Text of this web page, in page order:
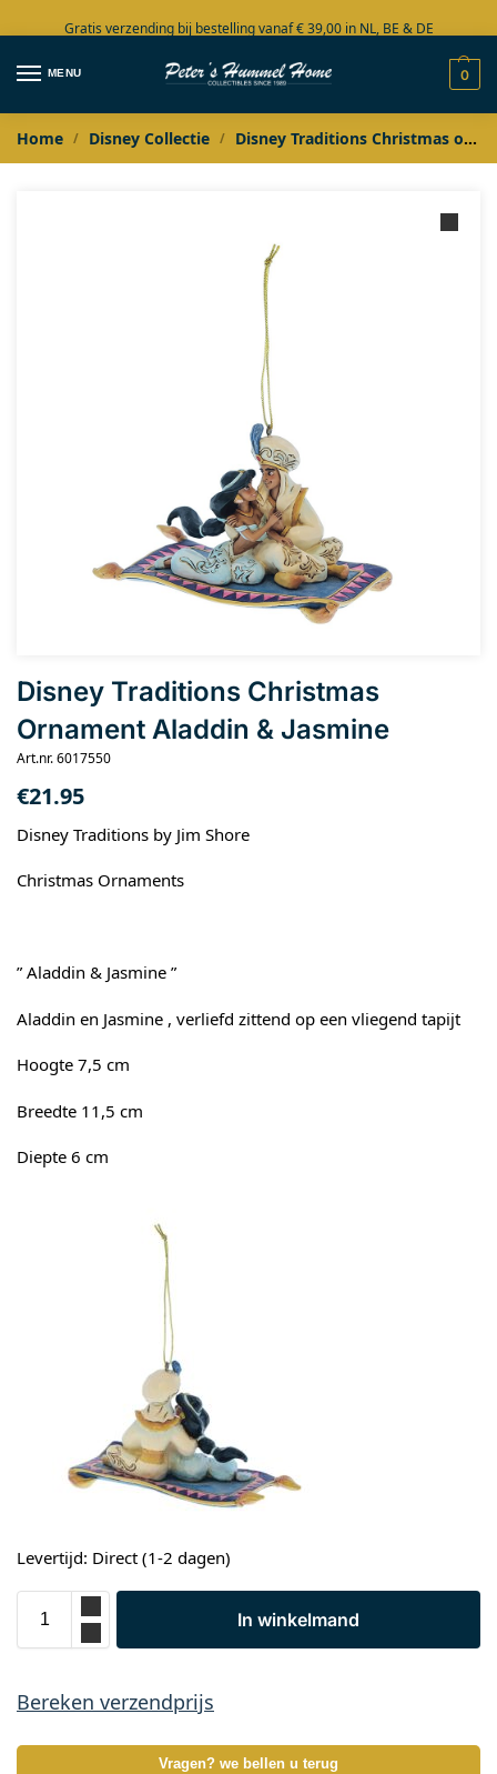
Gratis verzending bij bestelling vanaf € 39,00 in NL, BE & DE
Grote collectie in voorraad
MENU 0
Home / Disney Collectie / Disney Traditions Christmas ornaments
Disney Traditions Christmas
Ornament Aladdin & Jasmine
Art.nr. 6017550
€21.95
Disney Traditions by Jim Shore
Christmas Ornaments
” Aladdin & Jasmine ”
Aladdin en Jasmine , verliefd zittend op een vliegend tapijt
Hoogte 7,5 cm
Breedte 11,5 cm
Diepte 6 cm
Levertijd: Direct (1-2 dagen)
In winkelmand
Bereken verzendprijs
Vragen? we bellen u terug